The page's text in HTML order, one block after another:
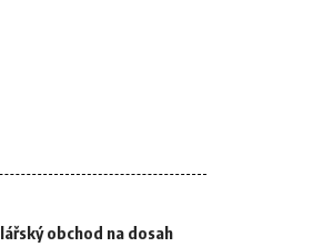
obchod na dosah